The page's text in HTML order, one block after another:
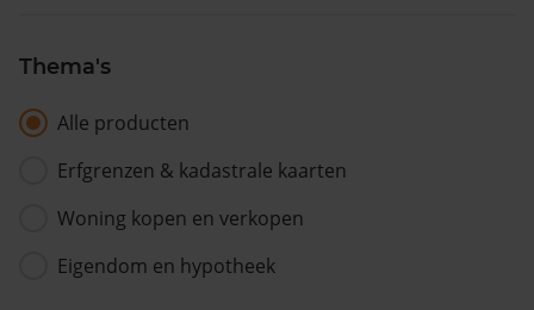
Thema's
Alle producten
Erfgrenzen & kadastrale kaarten
Woning kopen en verkopen
Eigendom en hypotheek